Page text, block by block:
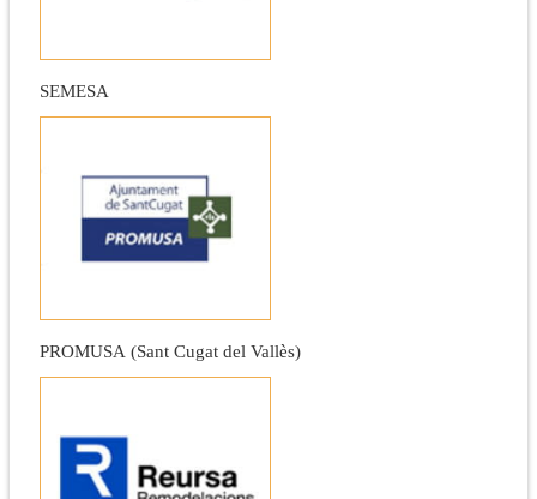
SEMESA
PROMUSA (Sant Cugat del Vallès)